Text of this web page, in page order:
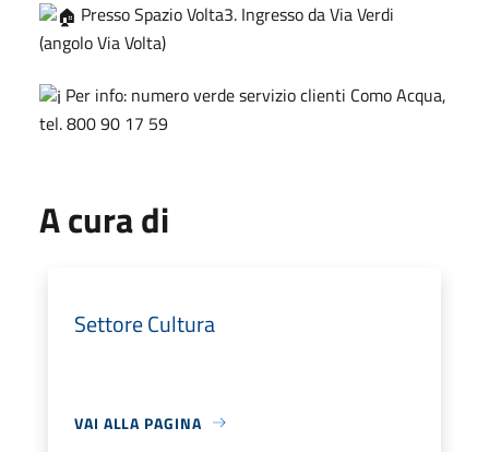
Presso Spazio Volta3. Ingresso da Via Verdi
(angolo Via Volta)
Per info: numero verde servizio clienti Como Acqua,
tel. 800 90 17 59
A cura di
Settore Cultura
VAI ALLA PAGINA